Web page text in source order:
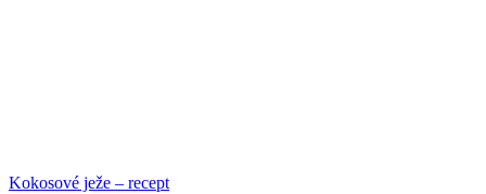
Kokosové ježe – recept